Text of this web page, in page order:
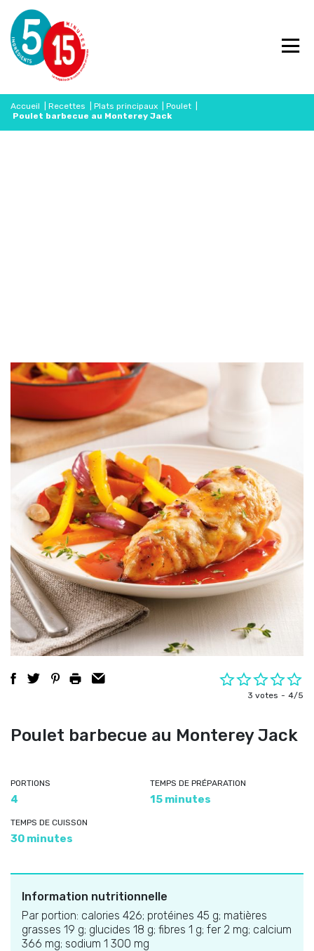
Accueil Recettes Plats principaux Poulet
Poulet barbecue au Monterey Jack
3 votes 4/5
Poulet barbecue au Monterey Jack
PORTIONS
4
TEMPS DE PRÉPARATION
15 minutes
TEMPS DE CUISSON
30 minutes
Information nutritionnelle
Par portion: calories 426; protéines 45 g; matières
grasses 19 g; glucides 18 g; fibres 1 g; fer 2 mg; calcium
366 mg; sodium 1 300 mg